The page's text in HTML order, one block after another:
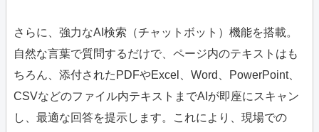
さらに、強力なAI検索（チャットボット）機能を搭載。
自然な言葉で質問するだけで、ページ内のテキストはも
ちろん、添付されたPDFやExcel、Word、PowerPoint、
CSVなどのファイル内テキストまでAIが即座にスキャン
し、最適な回答を提示します。これにより、現場での